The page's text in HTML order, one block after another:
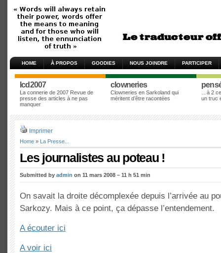
HOME À PROPOS GOODIES NOUS JOINDRE PARTICIPER
lcd2007
La connerie de 2007 Revue de
presse des articles à ne pas
manquer
clowneries
Clowneries en Sarkoland qui
méritent d’être racontées
…à 2
un truc
Imprimer
Home » La Presse...
Les journalistes au poteau !
Submitted by admin on 11 mars 2008 – 11 h 51 min
On savait la droite décomplexée depuis l’arrivée au
Sarkozy. Mais à ce point, ça dépasse l’entendement.
A écouter ici
A voir ici